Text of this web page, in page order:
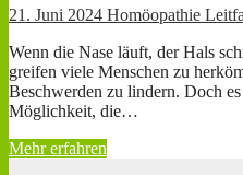
21. Juni 2024 Homöopathie
Wenn die Nase läuft, der Hals
greifen viele Menschen zu
Beschwerden zu lindern. Doch
Möglichkeit, die…
Mehr erfahren